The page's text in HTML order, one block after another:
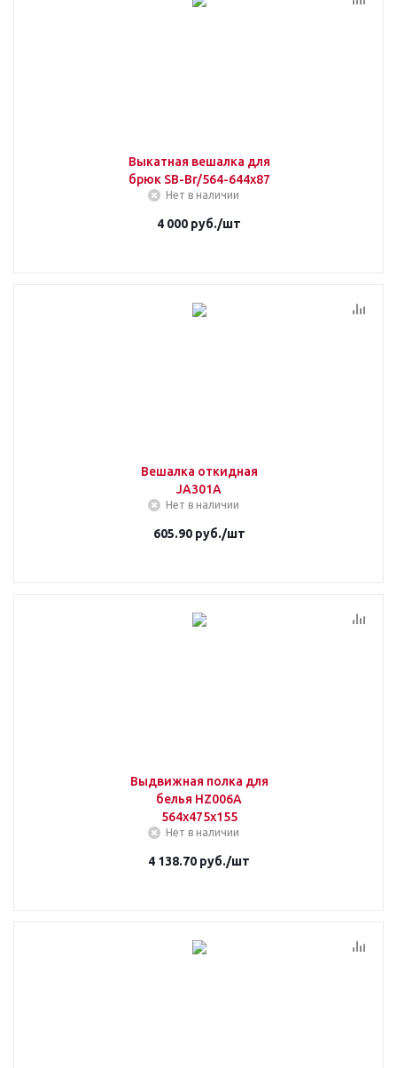
Выкатная вешалка для
брюк SB-Br/564-644х87
Нет в наличии
4 000 руб./шт
Вешалка откидная
JA301A
Нет в наличии
605.90руб./шт
Выдвижная полка для
белья HZ006A
564х475х155
Нет в наличии
4 138.70 руб./шт